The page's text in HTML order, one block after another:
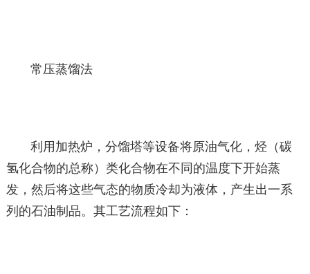
常压蒸馏法
利用加热炉，分馏塔等设备将原油气化，烃（碳
氢化合物的总称）类化合物在不同的温度下开始蒸
发，然后将这些气态的物质冷却为液体，产生出一系
列的石油制品。其工艺流程如下：